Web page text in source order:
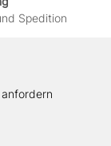
Spedition